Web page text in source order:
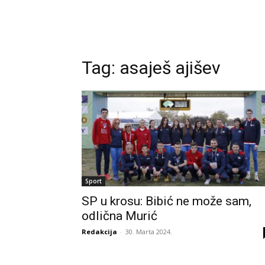
Tag: asaješ ajišev
Sport
SP u krosu: Bibić ne može sam,
odlična Murić
Redakcija - 30. Marta 2024.